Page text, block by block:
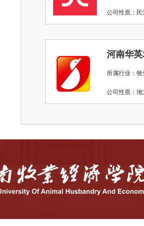
公司性质
河南华
所属行业：牧
公司性质：